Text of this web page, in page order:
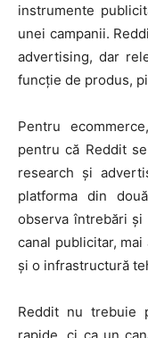
E-COMMERCE
EVENIMENTE
AI
LEGAL & DP
STUDIES
CONTACT
instrumente
unei campanii.
advertising, dar
funcție de produs,
Pentru
pentru că Reddit
research și
platforma din
observa întrebări
canal publicitar,
și o infrastructură
Reddit nu trebuie